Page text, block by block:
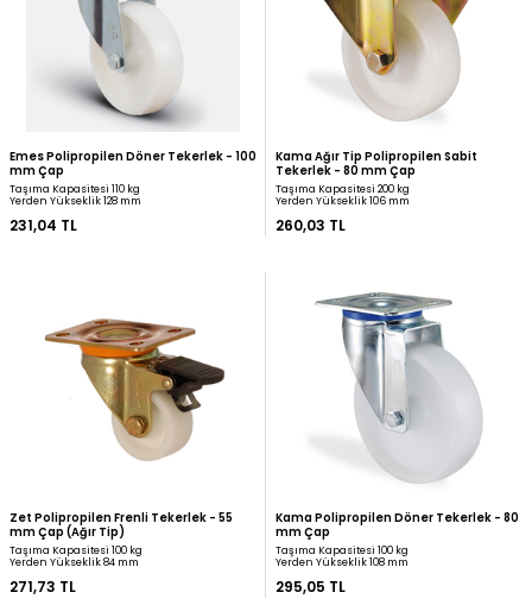
Taşıma Kapasitesi 100 kg
Yerden Yükseklik 84 mm
216,00 TL
Emes Polipropilen
mm Çap
Taşıma Kapasitesi 100 kg
Yerden Yükseklik 108 mm
220,04 TL